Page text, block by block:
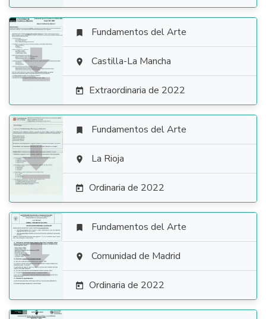

 Fundamentos del Arte
 Castilla-La Mancha
 Extraordinaria de 2022

 Fundamentos del Arte
 La Rioja
 Ordinaria de 2022

 Fundamentos del Arte
 Comunidad de Madrid
 Ordinaria de 2022